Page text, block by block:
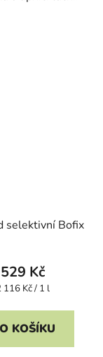
selektivní Bofix
529 Kč
116 Kč / 1 l
KOŠÍKU